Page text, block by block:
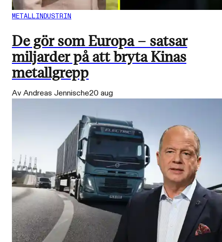
METALLINDUSTRIN
De gör som Europa – satsar
miljarder på att bryta Kinas
metallgrepp
Av Andreas Jennische20 aug